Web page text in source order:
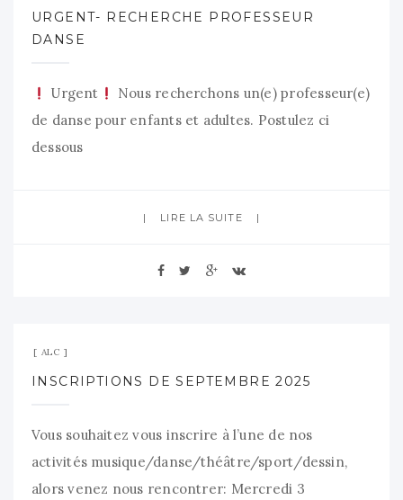
URGENT- RECHERCHE PROFESSEUR
DANSE
Urgent
Nous recherchons un(e) professeur(e)
de danse pour enfants et adultes. Postulez ci
dessous
LIRE LA SUITE
ALC
INSCRIPTIONS DE SEPTEMBRE 2025
Vous souhaitez vous inscrire à l’une de nos
activités musique/danse/théâtre/sport/dessin,
alors venez nous rencontrer: Mercredi 3